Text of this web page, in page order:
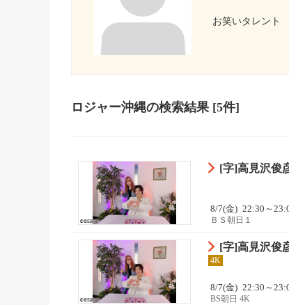
お笑いタレント
ロジャー沖縄の検索結果[5件]
[字]高見沢俊
8/7(金) 22:30～
ＢＳ朝日１
[字]高見沢俊
4K
8/7(金) 22:30～
BS朝日 4K